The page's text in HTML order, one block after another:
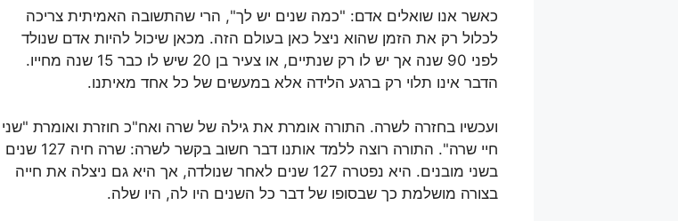
כאשר אנו שואלים אדם: "כמה שנים יש לך", הרי שהתשובה האמיתית צריכה
לכלול רק את הזמן שהוא ניצל כאן בעולם הזה. מכאן שיכול להיות אדם שנולד
לפני 90 שנה אך יש לו רק שנתיים, או צעיר בן 20 שיש לו כבר 15 שנה מחייו.
הדבר אינו תלוי רק ברגע הלידה אלא במעשים של כל אחד מאיתנו.
ועכשיו בחזרה לשרה. התורה אומרת את גילה של שרה ואח"כ חוזרת ואומרת "שני
חיי שרה". התורה רוצה ללמד אותנו דבר חשוב בקשר לשרה: שרה חיה 127 שנים
בשני מובנים. היא נפטרה 127 שנים לאחר שנולדה, אך היא גם ניצלה את חייה
בצורה מושלמת כך שבסופו של דבר כל השנים היו לה, היו שלה.